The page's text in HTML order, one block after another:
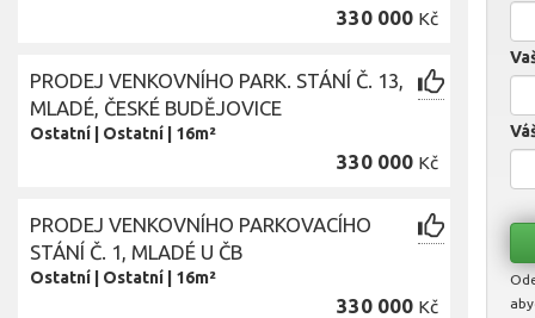
330 000 Kč
PRODEJ VENKOVNÍHO PARK. STÁNÍ Č. 13,
MLADÉ, ČESKÉ BUDĚJOVICE
Ostatní Ostatní 16m²
330 000 Kč
PRODEJ VENKOVNÍHO PARKOVACÍHO
STÁNÍ Č. 1, MLADÉ U ČB
Ostatní Ostatní 16m²
330 000 Kč